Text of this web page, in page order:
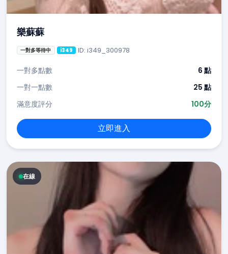
樂蘇蘇
一對多等待中 i349 ID: i349_300978
一對多點數
6 點
一對一點數
25 點
滿意度評分
100分
立即進入
在線